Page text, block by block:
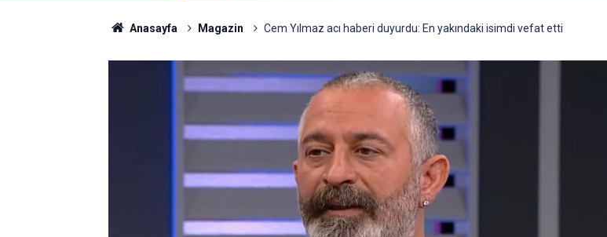
Anasayfa Magazin Cem Yılmaz acı haberi duyurdu: En yakındaki isimdi vefat etti